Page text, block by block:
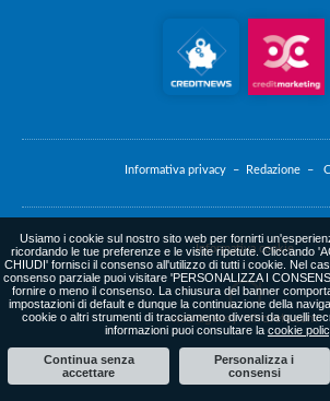
Informativa privacy – Redazione –
Informativa cookie
web agency: altrarete.com
Usiamo i cookie sul nostro sito web per fornirti
ricordando le tue preferenze e le visite ripetute. Cliccando
CHIUDI' fornisci il consenso all'utilizzo di tutti i cookie. Nel
consenso parziale puoi visitare 'PERSONALIZZA I
fornire o meno il consenso. La chiusura del banner
impostazioni di default e dunque la continuazione della
cookie o altri strumenti di tracciamento diversi da quelli
informazioni puoi consultare la cookie
Continua senza
accettare
Personalizza i
consensi